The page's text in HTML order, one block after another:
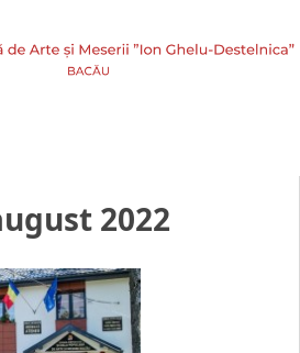
2022